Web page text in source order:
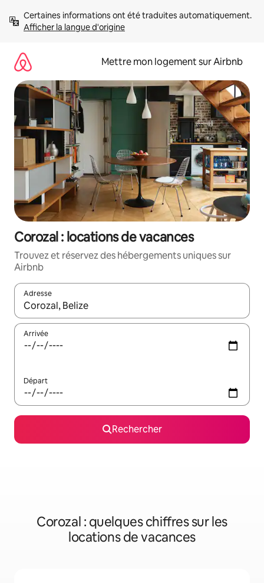
directement
Afficher la langue d'origine
Mettre mon logement sur Airbnb
Corozal : locations de vacances
Trouvez et réservez des hébergements uniques sur
Airbnb
Adresse
Lorsque les résultats s'affichent, utilisez les flèches vers le
Arrivée
Départ
Rechercher
Corozal : quelques chiffres sur les
locations de vacances